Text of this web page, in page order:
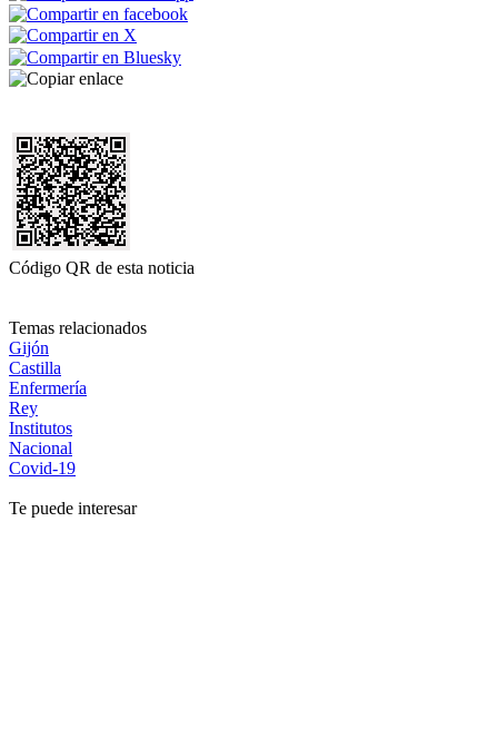
Código QR de esta noticia
Temas relacionados
Gijón
Castilla
Enfermería
Rey
Institutos
Nacional
Covid-19
Te puede interesar